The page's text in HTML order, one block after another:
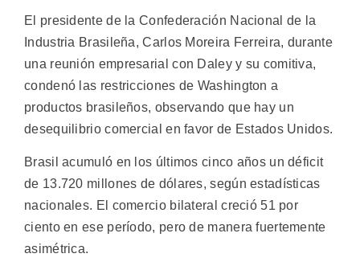
El presidente de la Confederación Nacional de la
Industria Brasileña, Carlos Moreira Ferreira, durante
una reunión empresarial con Daley y su comitiva,
condenó las restricciones de Washington a
productos brasileños, observando que hay un
desequilibrio comercial en favor de Estados Unidos.
Brasil acumuló en los últimos cinco años un déficit
de 13.720 millones de dólares, según estadísticas
nacionales. El comercio bilateral creció 51 por
ciento en ese período, pero de manera fuertemente
asimétrica.